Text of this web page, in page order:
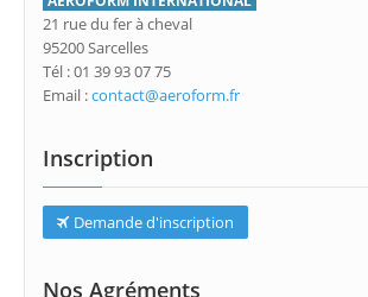
21 rue du fer à cheval
95200 Sarcelles
Tél : 01 39 93 07 75
Email :contact@aeroform.fr
Inscription
Demande d'inscription
Nos Agréments